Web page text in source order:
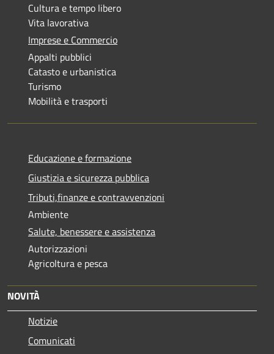
Cultura e tempo libero
Vita lavorativa
Imprese e Commercio
Appalti pubblici
Catasto e urbanistica
Turismo
Mobilità e trasporti
Educazione e formazione
Giustizia e sicurezza pubblica
Tributi,finanze e contravvenzioni
Ambiente
Salute, benessere e assistenza
Autorizzazioni
Agricoltura e pesca
NOVITÀ
Notizie
Comunicati